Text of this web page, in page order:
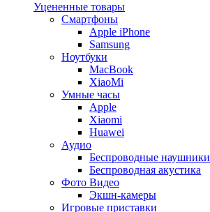
Уцененные товары
Cмартфоны
Apple iPhone
Samsung
Ноутбуки
MacBook
XiaoMi
Умные часы
Apple
Xiaomi
Huawei
Аудио
Беспроводные наушники
Беспроводная акустика
Фото Видео
Экшн-камеры
Игровые приставки